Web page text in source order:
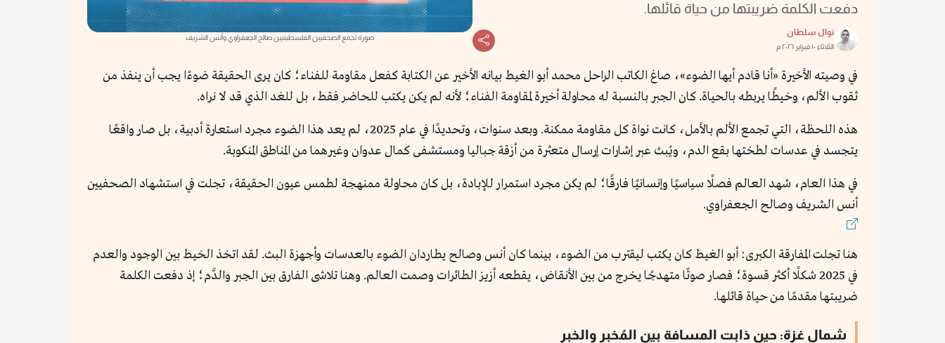
دفعت الكلمة ضريبتها من حياة قائلها.
نوال سلطان
الثلاثاء ١٠ فبراير ٢٠٢٦ م
صورة تجمع الصحفيين الفلسطينيين صالح الجعفراوي وأنس الشريف
في وصيته الأخيرة «أنا قادم أيها الضوء»، صاغ الكاتب الراحل محمد أبو الغيط بيانه الأخير عن الكتابة كفعل مقاومة للفناء؛ كان يرى الحقيقة ضوءًا يجب أن ينفذ من
ثقوب الألم، وخيطًا يربطه بالحياة. كان الحِبر بالنسبة له محاولة أخيرة لمقاومة الفناء؛ لأنه لم يكن يكتب للحاضر فقط، بل للغد الذي قد لا نراه.
هذه اللحظة، التي تجمع الألم بالأمل، كانت نواة كل مقاومة ممكنة. وبعد سنوات، وتحديدًا في عام 2025، لم يعد هذا الضوء مجرد استعارة أدبية، بل صار واقعًا
يتجسد في عدسات لطختها بقع الدم، ويُبث عبر إشارات إرسال متعثرة من أزقة جباليا ومستشفى كمال عدوان وغيرهما من المناطق المنكوبة.
في هذا العام، شهد العالم فصلًا سياسيًا وإنسانيًا فارقًا؛ لم يكن مجرد استمرار للإبادة، بل كان محاولة ممنهجة لطمس عيون الحقيقة، تجلت في استشهاد الصحفيين
أنس الشريف وصالح الجعفراوي.
هنا تجلت المفارقة الكبرى: أبو الغيط كان يكتب ليقترب من الضوء، بينما كان أنس وصالح يطاردان الضوء بالعدسات وأجهزة البث. لقد اتخذ الخيط بين الوجود والعدم
في 2025 شكلًا أكثر قسوة؛ فصار صوتًا متهدجًا يخرج من بين الأنقاض، يقطعه أزيز الطائرات وصمت العالم. وهنا تلاشى الفارق بين الحِبر والدَّم؛ إذ دفعت الكلمة
ضريبتها مقدمًا من حياة قائلها.
شمال غزة: حين ذابت المسافة بين المُخبر والخبر